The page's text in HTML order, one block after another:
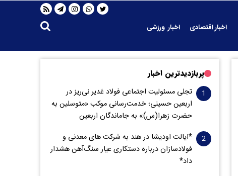
اخبار اقتصادی
اخبار ورزشی
پربازدیدترین اخبار
تجلی مسئولیت اجتماعی فولاد غدیر نی‌ریز در
اربعین حسینی؛ خدمت‌رسانی موکب «متوسلین به
حضرت زهرا(س)» به جاماندگان اربعین
*ایالت اودیشا در هند به شرکت های معدنی و
فولادسازان درباره دستکاری عیار سنگ‌آهن هشدار
داد*